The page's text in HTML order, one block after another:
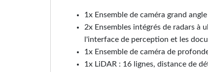
1x Ensemble de caméra grand
2x Ensembles intégrés de radars à
l'interface de perception et les
1x Ensemble de caméra de
1x LiDAR : 16 lignes, distance de